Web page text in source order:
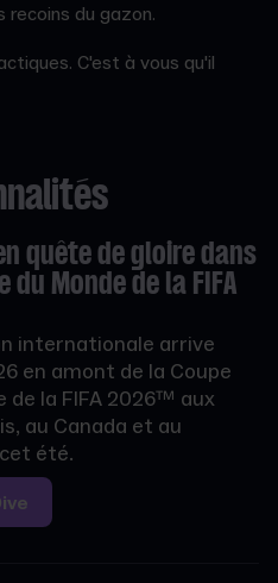
du gazon.
C'est à vous qu'il
quête de gloire dans
du Monde de la FIFA
internationale arrive
en amont de la Coupe
de la FIFA 2026™ aux
au Canada et au
été.